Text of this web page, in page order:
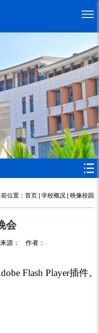
位置： 首页 | 学校概况 | 映像校园
会
源： 作者：
Flash Player插件。